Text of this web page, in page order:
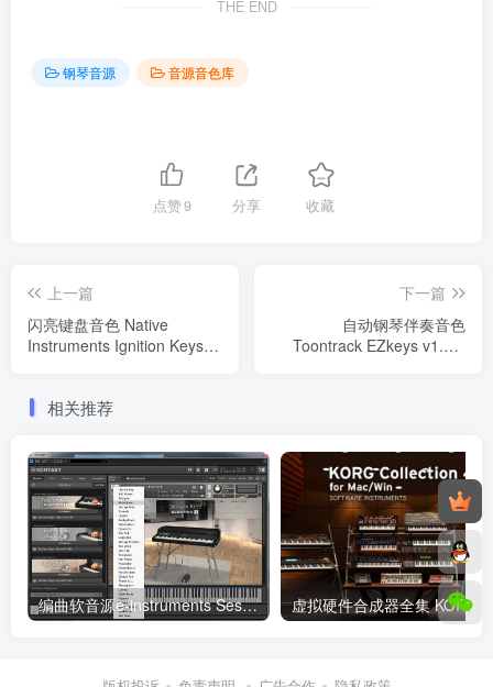
THE END
钢琴音源 音源音色库
点赞9 分享 收藏
上一篇
闪亮键盘音色 Native
Instruments Ignition Keys
下一篇
自动钢琴伴奏音色
Toontrack EZkeys v1.3.3
相关推荐
编曲软音源e-instruments Session Keys系列钢琴音源 自动伴奏 Windows/MacOS 康泰克音色